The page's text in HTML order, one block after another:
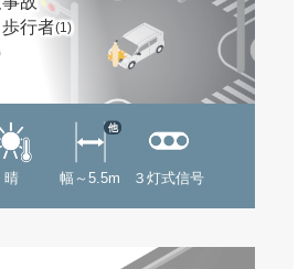
歩行者(1)
晴 幅～5.5m
他
３灯式信号